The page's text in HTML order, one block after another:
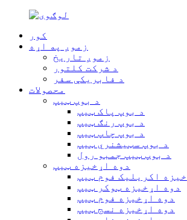
کور
زموږ په اړه
زموږ تاریخ
د شرکت کلتور
د فابریکې سفر
محصولات
د بوپ ټیپ
د بوپ پاک ټیپ
د بوپ رنګ ټیپ
د بوپ چاپ ټیپ
د بوپ سټیشنري ټیپ
د بوپ ټیپ جمبو رول
دوه اړخیزه ټیپ
اکریلیک فوم ټیپ
دوه اړخیزه ټوکر ټیپ
دوه اړخیزه فوم ټیپ
دوه اړخیزه نسج ټیپ